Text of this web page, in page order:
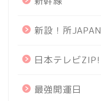
新設！所JAPAN
日本テレビZIP!
最強開運日